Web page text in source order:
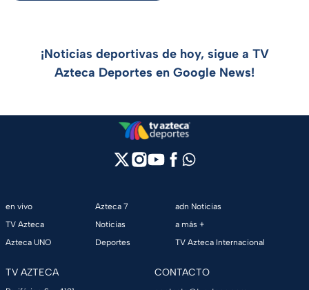
¡Noticias deportivas de hoy, sigue a TV
Azteca Deportes en Google News!
en vivo
TV Azteca
Azteca UNO
Azteca 7
Noticias
Deportes
adn Noticias
a más +
TV Azteca Internacional
TV AZTECA CONTACTO